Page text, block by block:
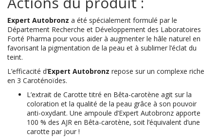
Expert Autobronz a été spécialement formulé par le
Département Recherche et Développement des Laboratoires
Forté Pharma pour vous aider à augmenter le hâle naturel en
favorisant la pigmentation de la peau et à sublimer l’éclat du
teint.
L’efficacité d’Expert Autobronz repose sur un complexe riche
en 3 Caroténoïdes.
L’extrait de Carotte titré en Bêta-carotène agit sur la
coloration et la qualité de la peau grâce à son pouvoir
anti-oxydant. Une ampoule d’Expert Autobronz apporte
100 % des AJR en Bêta-carotène, soit l’équivalent d’une
carotte par jour !